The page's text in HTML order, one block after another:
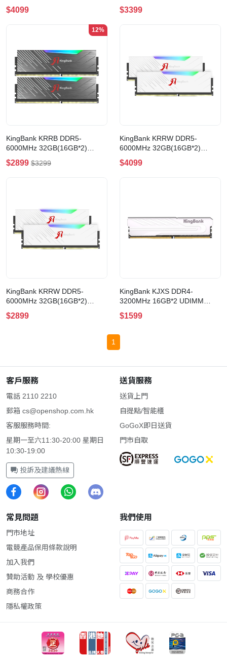
UDIMM RGB M CL32 XMP
BLACK 記憶體
$4099
UDIMM RGB M CL30 XMP
BLACK 記憶體
$3399
12%
KingBank KRRB DDR5-
6000MHz 32GB(16GB*2)
UDIMM RGB CL36 XMP
BLACK 記憶體
$2899 $3299
KingBank KRRW DDR5-
6000MHz 32GB(16GB*2)
UDIMM RGB M CL30 XMP
WHITE 記憶體
$4099
KingBank KRRW DDR5-
6000MHz 32GB(16GB*2)
UDIMM RGB CL36 XMP
WHITE 記憶體
$2899
KingBank KJXS DDR4-
3200MHz 16GB*2 UDIMM
CL16 XMP WHITE 記憶體
(K5.01.FP049D7201)
$1599
1
客戶服務
電話 2110 2210
郵箱 cs@openshop.com.hk
客服服務時間:
星期一至六11:30-20:00 星期日
10:30-19:00
投訴及建議熱線
送貨服務
送貨上門
自提點/智能櫃
GoGoX即日送貨
門市自取
常見問題
門市地址
電競產品保用條款說明
加入我們
贊助活動 及 學校優惠
商務合作
隱私權政策
我們使用